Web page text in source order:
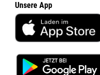
Unsere App